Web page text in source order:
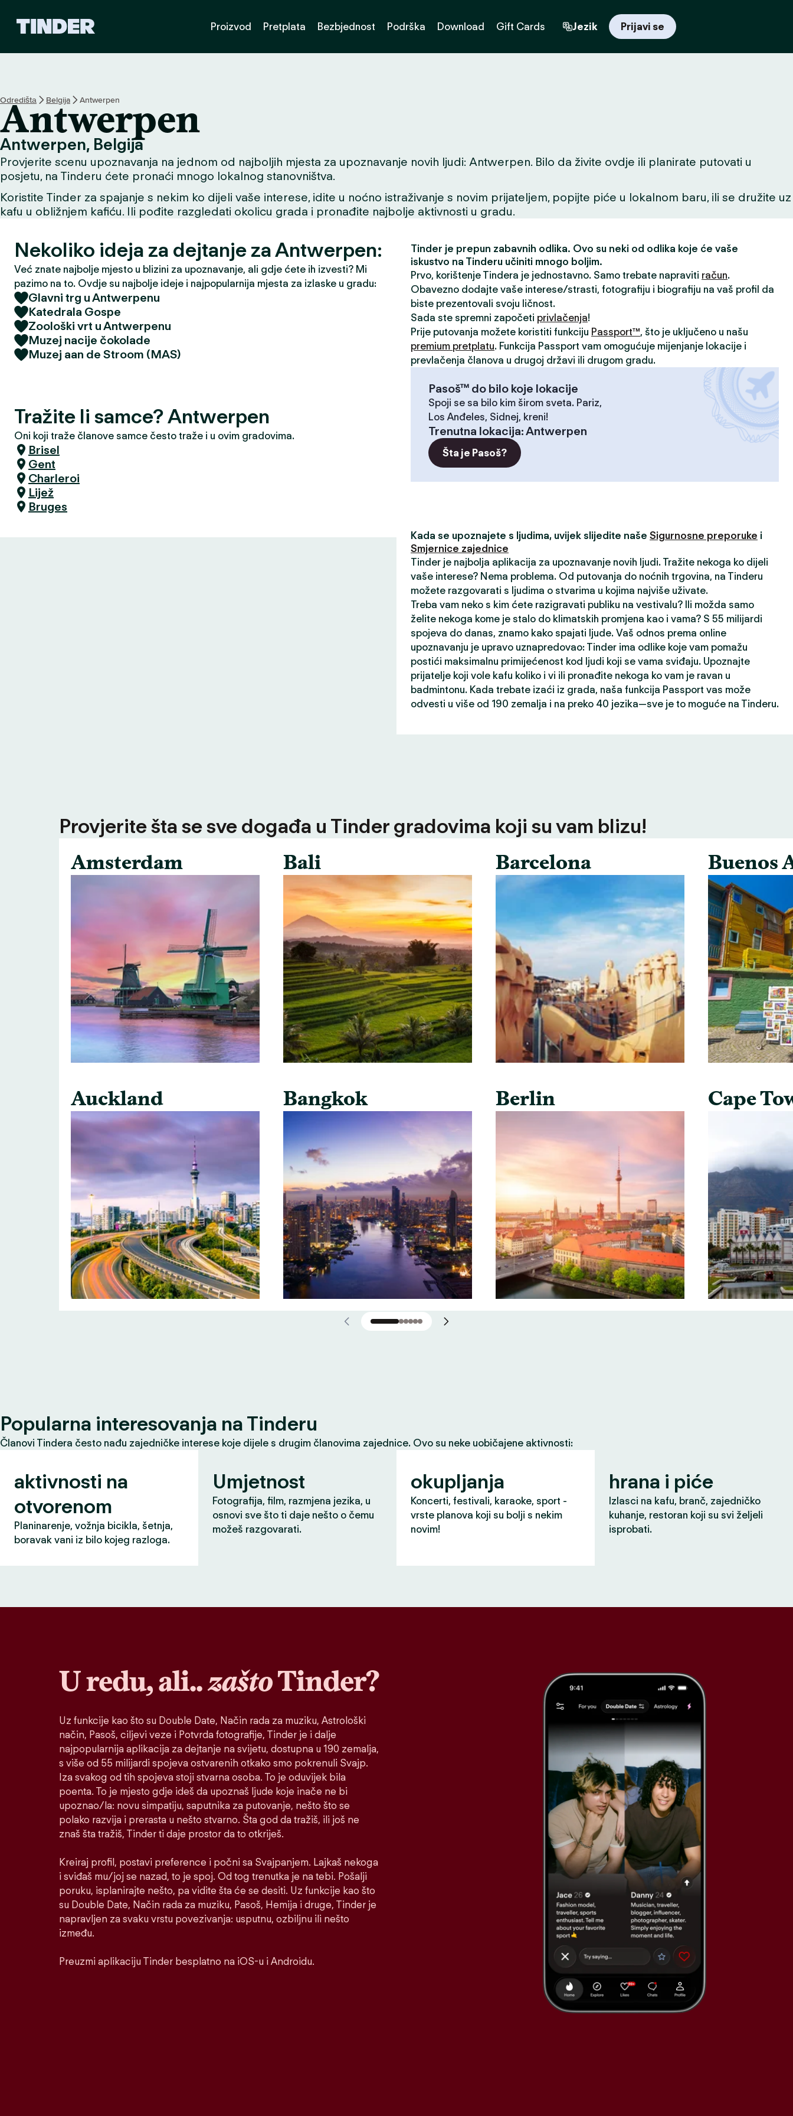
H
o
m
e
Proizvod Pretplata Bezbjednost Podrška Download Gift Cards Jezik Prijavi se
Odredištа Belgija Antwerpen
Antwerpen
Antwerpen, Belgija
Provjerite scenu upoznavanja na jednom od najboljih mjesta za upoznavanje novih ljudi: Antwerpen. Bilo da živite ovdje ili planirate putovati u
posjetu, na Tinderu ćete pronaći mnogo lokalnog stanovništva.
Koristite Tinder za spajanje s nekim ko dijeli vaše interese, idite u noćno istraživanje s novim prijateljem, popijte piće u lokalnom baru, ili se družite uz
kafu u obližnjem kafiću. Ili pođite razgledati okolicu grada i pronađite najbolje aktivnosti u gradu.
Nekoliko ideja za dejtanje za Antwerpen:
Već znate najbolje mjesto u blizini za upoznavanje, ali gdje ćete ih izvesti? Mi
pazimo na to. Ovdje su najbolje ideje i najpopularnija mjesta za izlaske u gradu:
Glavni trg u Antwerpenu
Katedrala Gospe
Zoološki vrt u Antwerpenu
Muzej nacije čokolade
Muzej aan de Stroom (MAS)
Tražite li samce? Antwerpen
Oni koji traže članove samce često traže i u ovim gradovima.
Brisel
Gent
Charleroi
Lijež
Bruges
Tinder je prepun zabavnih odlika. Ovo su neki od odlika koje će vaše
iskustvo na Tinderu učiniti mnogo boljim.
Prvo, korištenje Tindera je jednostavno. Samo trebate napraviti račun.
Obavezno dodajte vaše interese/strasti, fotografiju i biografiju na vaš profil da
biste prezentovali svoju ličnost.
Sada ste spremni započeti privlačenja!
Prije putovanja možete koristiti funkciju Passport™, što je uključeno u našu
premium pretplatu. Funkcija Passport vam omogućuje mijenjanje lokacije i
prevlačenja članova u drugoj državi ili drugom gradu.
Pasoš™ do bilo koje lokacije
Spoji se sa bilo kim širom sveta. Pariz,
Los Anđeles, Sidnej, kreni!
Trenutna lokacija:Antwerpen
Šta je Pasoš?
Kada se upoznajete s ljudima, uvijek slijedite naše Sigurnosne preporuke i
Smjernice zajednice
Tinder je najbolja aplikacija za upoznavanje novih ljudi. Tražite nekoga ko dijeli
vaše interese? Nema problema. Od putovanja do noćnih trgovina, na Tinderu
možete razgovarati s ljudima o stvarima u kojima najviše uživate.
Treba vam neko s kim ćete razigravati publiku na vestivalu? Ili možda samo
želite nekoga kome je stalo do klimatskih promjena kao i vama? S 55 milijardi
spojeva do danas, znamo kako spajati ljude. Vaš odnos prema online
upoznavanju je upravo uznapredovao: Tinder ima odlike koje vam pomažu
postići maksimalnu primijećenost kod ljudi koji se vama sviđaju. Upoznajte
prijatelje koji vole kafu koliko i vi ili pronađite nekoga ko vam je ravan u
badmintonu. Kada trebate izaći iz grada, naša funkcija Passport vas može
odvesti u više od 190 zemalja i na preko 40 jezika—sve je to moguće na Tinderu.
Provjerite šta se sve događa u Tinder gradovima koji su vam blizu!
Amsterdam
Auckland
Bali
Bangkok
Barcelona
Berlin
Buenos
Cape
Popularna interesovanja na Tinderu
Članovi Tindera često nađu zajedničke interese koje dijele s drugim članovima zajednice. Ovo su neke uobičajene aktivnosti:
aktivnosti na
otvorenom
Planinarenje, vožnja bicikla, šetnja,
boravak vani iz bilo kojeg razloga.
Umjetnost
Fotografija, film, razmjena jezika, u
osnovi sve što ti daje nešto o čemu
možeš razgovarati.
okupljanja
Koncerti, festivali, karaoke, sport -
vrste planova koji su bolji s nekim
novim!
hrana i piće
Izlasci na kafu, branč, zajedničko
kuhanje, restoran koji su svi željeli
isprobati.
U redu, ali..zaštoTinder?
Uz funkcije kao što su Double Date, Način rada za muziku, Astrološki
način, Pasoš, ciljevi veze i Potvrda fotografije, Tinder je i dalje
najpopularnija aplikacija za dejtanje na svijetu, dostupna u 190 zemalja,
s više od 55 milijardi spojeva ostvarenih otkako smo pokrenuli Svajp.
Iza svakog od tih spojeva stoji stvarna osoba. To je oduvijek bila
poenta. To je mjesto gdje ideš da upoznaš ljude koje inače ne bi
upoznao/la: novu simpatiju, saputnika za putovanje, nešto što se
polako razvija i prerasta u nešto stvarno. Šta god da tražiš, ili još ne
znaš šta tražiš, Tinder ti daje prostor da to otkriješ.
Kreiraj profil, postavi preference i počni sa Svajpanjem. Lajkaš nekoga
i sviđaš mu/joj se nazad, to je spoj. Od tog trenutka je na tebi. Pošalji
poruku, isplanirajte nešto, pa vidite šta će se desiti. Uz funkcije kao što
su Double Date, Način rada za muziku, Pasoš, Hemija i druge, Tinder je
napravljen za svaku vrstu povezivanja: usputnu, ozbiljnu ili nešto
između.
Preuzmi aplikaciju Tinder besplatno na iOS-u i Androidu.